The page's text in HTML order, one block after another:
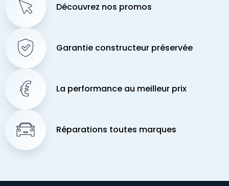
Découvrez nos promos
Garantie constructeur préservée
La performance au meilleur prix
Réparations toutes marques